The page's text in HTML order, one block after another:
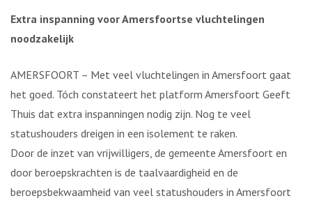
Extra inspanning voor Amersfoortse vluchtelingen
noodzakelijk
AMERSFOORT – Met veel vluchtelingen in Amersfoort gaat
het goed. Tóch constateert het platform Amersfoort Geeft
Thuis dat extra inspanningen nodig zijn. Nog te veel
statushouders dreigen in een isolement te raken.
Door de inzet van vrijwilligers, de gemeente Amersfoort en
door beroepskrachten is de taalvaardigheid en de
beroepsbekwaamheid van veel statushouders in Amersfoort